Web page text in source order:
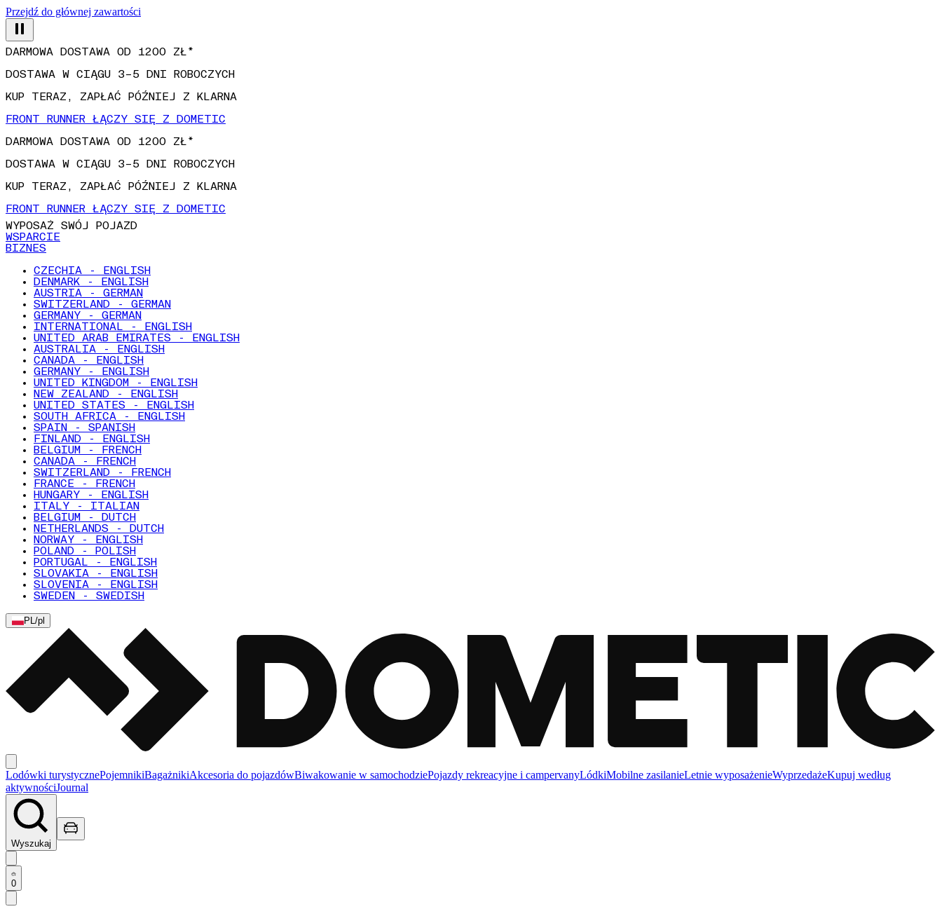
Przejdź do głównej zawartości
DARMOWA DOSTAWA OD 1200 ZŁ*
DOSTAWA W CIĄGU 3–5 DNI ROBOCZYCH
KUP TERAZ, ZAPŁAĆ PÓŹNIEJ Z KLARNA
FRONT RUNNER ŁĄCZY SIĘ Z DOMETIC
DARMOWA DOSTAWA OD 1200 ZŁ*
DOSTAWA W CIĄGU 3–5 DNI ROBOCZYCH
KUP TERAZ, ZAPŁAĆ PÓŹNIEJ Z KLARNA
FRONT RUNNER ŁĄCZY SIĘ Z DOMETIC
WYPOSAŻ SWÓJ POJAZD
WSPARCIE
BIZNES
CZECHIA - ENGLISH
DENMARK - ENGLISH
AUSTRIA - GERMAN
SWITZERLAND - GERMAN
GERMANY - GERMAN
INTERNATIONAL - ENGLISH
UNITED ARAB EMIRATES - ENGLISH
AUSTRALIA - ENGLISH
CANADA - ENGLISH
GERMANY - ENGLISH
UNITED KINGDOM - ENGLISH
NEW ZEALAND - ENGLISH
UNITED STATES - ENGLISH
SOUTH AFRICA - ENGLISH
SPAIN - SPANISH
FINLAND - ENGLISH
BELGIUM - FRENCH
CANADA - FRENCH
SWITZERLAND - FRENCH
FRANCE - FRENCH
HUNGARY - ENGLISH
ITALY - ITALIAN
BELGIUM - DUTCH
NETHERLANDS - DUTCH
NORWAY - ENGLISH
POLAND - POLISH
PORTUGAL - ENGLISH
SLOVAKIA - ENGLISH
SLOVENIA - ENGLISH
SWEDEN - SWEDISH
PL/pl
Lodówki turystycznePojemnikiBagażnikiAkcesoria do pojazdówBiwakowanie w samochodziePojazdy rekreacyjne i campervanyLódkiMobilne zasilanieLetnie wyposażenieWyprzedażeKupuj według
aktywnościJournal
Wyszukaj
0